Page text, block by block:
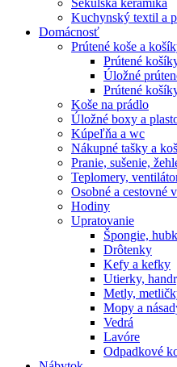
Sekulská keramika
Kuchynský textil a
Domácnosť
Prútené koše a
Prútené
Úložné
Prútené
Koše na prádlo
Úložné boxy a
Kúpeľňa a wc
Nákupné tašky a
Pranie, sušenie,
Teplomery,
Osobné a cestovné
Hodiny
Upratovanie
Špongie,
Drôtenky
Kefy a kefky
Utierky,
Metly,
Mopy a
Vedrá
Lavóre
Odpadkové